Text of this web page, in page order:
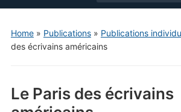
Home» Publications» Publications
des écrivains américains
Le Paris des écrivains